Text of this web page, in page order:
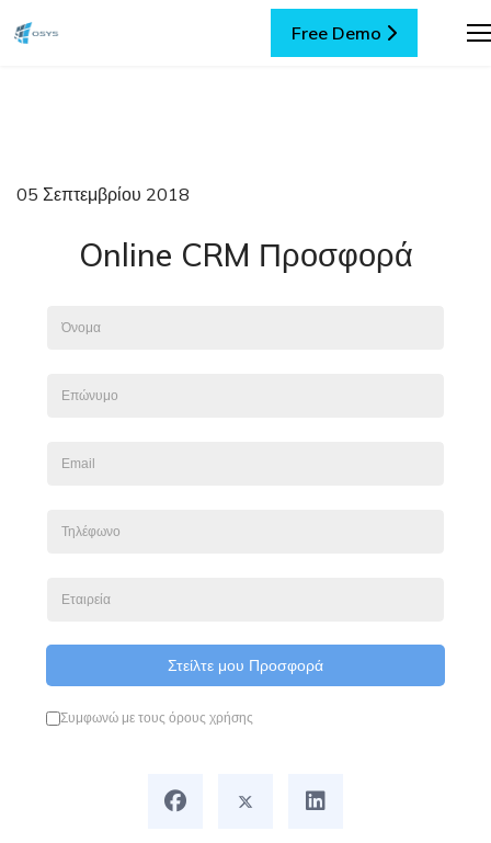
Free Demo
05 Σεπτεμβρίου 2018
Online CRM Προσφορά
Στείλτε μου Προσφορά
Συμφωνώ με τους όρους χρήσης